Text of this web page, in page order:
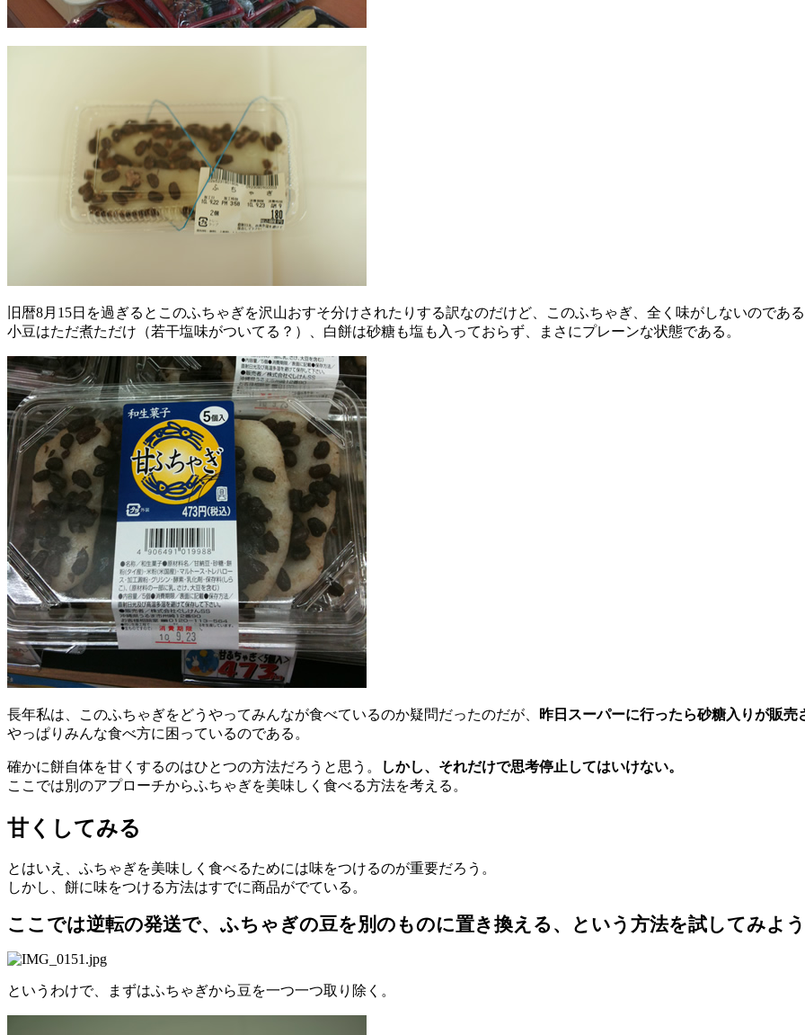
旧暦8月15日を過ぎるとこのふちゃぎを沢山おすそ分けされたりする訳なのだけど、このふちゃぎ、全く味がしないのである
小豆はただ煮ただけ（若干塩味がついてる？）、白餅は砂糖も塩も入っておらず、まさにプレーンな状態である。
長年私は、このふちゃぎをどうやってみんなが食べているのか疑問だったのだが、
昨日スーパーに行ったら砂糖入りが販売
やっぱりみんな食べ方に困っているのである。
確かに餅自体を甘くするのはひとつの方法だろうと思う。
しかし、それだけで思考停止してはいけない。
ここでは別のアプローチからふちゃぎを美味しく食べる方法を考える。
甘くしてみる
とはいえ、ふちゃぎを美味しく食べるためには味をつけるのが重要だろう。
しかし、餅に味をつける方法はすでに商品がでている。
ここでは逆転の発送で、ふちゃぎの豆を別のものに置き換える、という方法を試してみよう
というわけで、まずはふちゃぎから豆を一つ一つ取り除く。